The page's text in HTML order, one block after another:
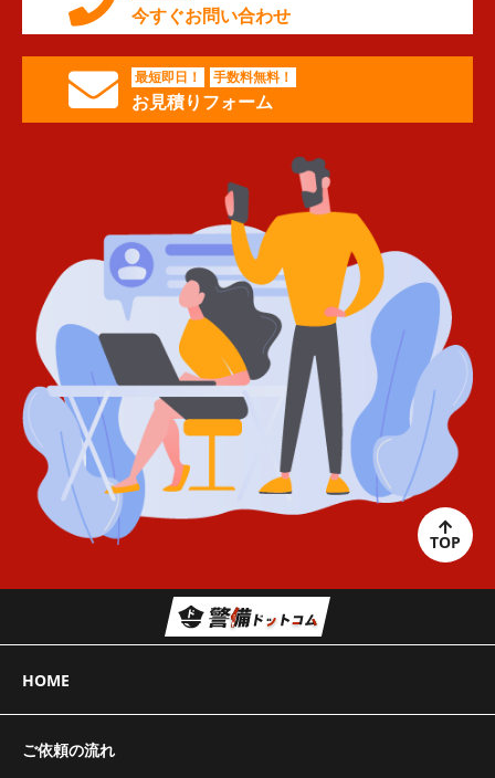
TOP
今すぐお問い合わせ
最短即日！ 手数料無料！
お見積りフォーム
HOME
ご依頼の流れ